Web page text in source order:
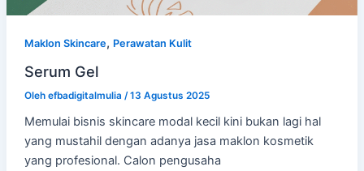
Maklon Skincare, Perawatan Kulit
Serum Gel
Oleh efbadigitalmulia /13 Agustus 2025
Memulai bisnis skincare modal kecil kini bukan lagi hal
yang mustahil dengan adanya jasa maklon kosmetik
yang profesional. Calon pengusaha